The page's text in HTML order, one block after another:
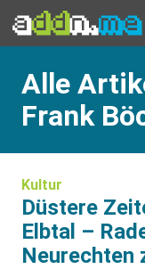
Alle
Frank
Kultur
Düstere
Elbtal –
Neurechten